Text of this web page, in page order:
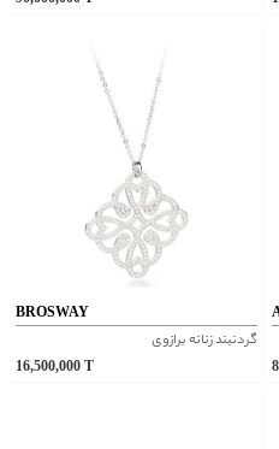
BROSWAY
گردنبند زنانه برازوی
16,500,000